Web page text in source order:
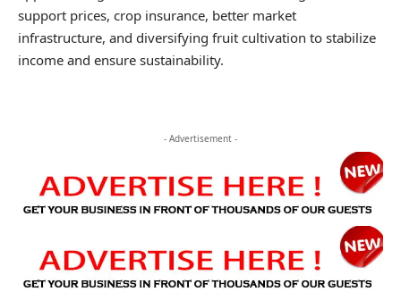
support prices, crop insurance, better market
infrastructure, and diversifying fruit cultivation to stabilize
income and ensure sustainability.
- Advertisement -